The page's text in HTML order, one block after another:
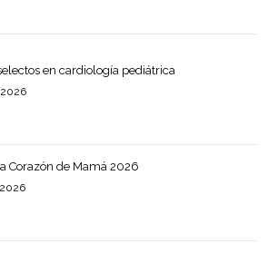
en cardiología pediátrica
Corazón de Mamá 2026